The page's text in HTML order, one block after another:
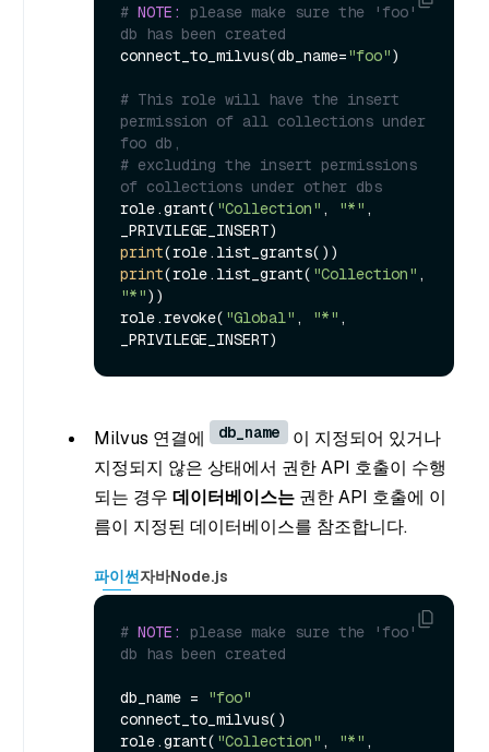
# NOTE:
please make sure the 'foo'
db has been created
connect_to_milvus(db_name="foo")
# This role will have the insert
permission of all collections under
foo db,
# excluding the insert permissions
of collections under other dbs
role.grant( "Collection" , "*" ,
print
print(role.list_grant( "Collection"
"*"))
role.revoke( "Global" , "*" ,
Milvus 연결에 db_name
이 지정되어 있거나
지정되지 않은 상태에서 권한 API 호출이 수행
되는 경우 데이터베이스는 권한 API 호출에 이
름이 지정된 데이터베이스를 참조합니다.
파이썬자바Node.js
# NOTE:
please make sure the 'foo'
db has been created
db_name =
"foo"
connect_to_milvus()
role.grant( "Collection" , "*" ,